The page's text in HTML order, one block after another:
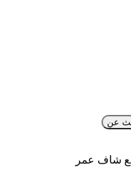
عن
شاف عمر